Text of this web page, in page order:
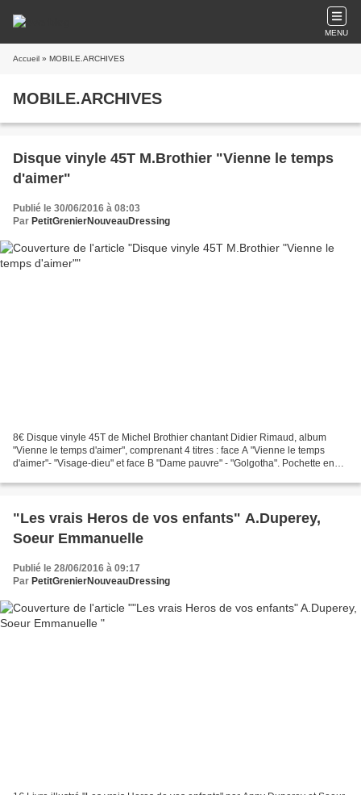
MENU
Accueil » MOBILE.ARCHIVES
MOBILE.ARCHIVES
Disque vinyle 45T M.Brothier "Vienne le temps
d'aimer"
Publié le 30/06/2016 à 08:03
Par PetitGrenierNouveauDressing
8€ Disque vinyle 45T de Michel Brothier chantant Didier Rimaud, album
"Vienne le temps d'aimer", comprenant 4 titres : face A "Vienne le temps
d'aimer"- "Visage-dieu" et face B "Dame pauvre" - "Golgotha". Pochette en
"Les vrais Heros de vos enfants" A.Duperey,
Soeur Emmanuelle
Publié le 28/06/2016 à 09:17
Par PetitGrenierNouveauDressing